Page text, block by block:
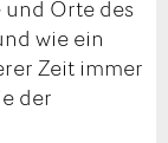
Orte des
wie ein
Zeit immer
der